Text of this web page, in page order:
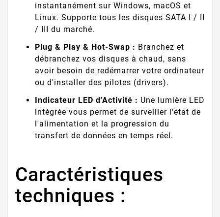
instantanément sur Windows, macOS et
Linux. Supporte tous les disques SATA I / II
/ III du marché.
Plug & Play & Hot-Swap : Branchez et
débranchez vos disques à chaud, sans
avoir besoin de redémarrer votre ordinateur
ou d'installer des pilotes (drivers).
Indicateur LED d'Activité : Une lumière LED
intégrée vous permet de surveiller l'état de
l'alimentation et la progression du
transfert de données en temps réel.
Caractéristiques
techniques :